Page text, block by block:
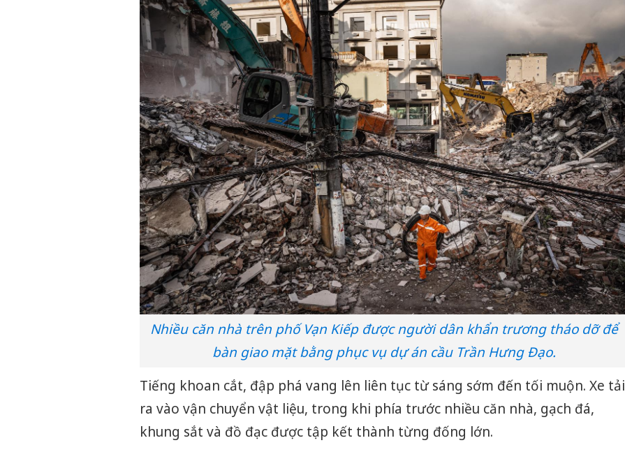
Nhiều căn nhà trên phố Vạn Kiếp được người dân khẩn trương tháo dỡ để
bàn giao mặt bằng phục vụ dự án cầu Trần Hưng Đạo.
Tiếng khoan cắt, đập phá vang lên liên tục từ sáng sớm đến tối muộn. Xe tải
ra vào vận chuyển vật liệu, trong khi phía trước nhiều căn nhà, gạch đá,
khung sắt và đồ đạc được tập kết thành từng đống lớn.